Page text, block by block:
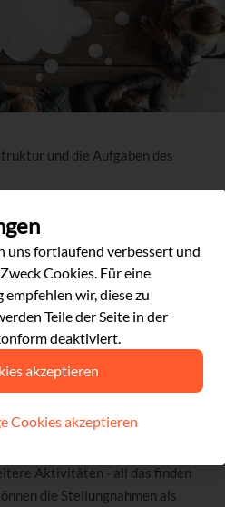
und die Aufgaben des
Aktivitäten - all das finden
die Stellungnahmen als
uns fortlaufend verbessert und
Cookies. Für eine
wir, diese zu
Teile der Seite in der
deaktiviert.
akzeptieren
Cookies akzeptieren